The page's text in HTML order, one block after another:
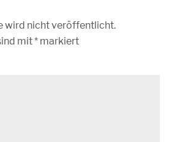
wird nicht veröffentlicht.
mit* markiert